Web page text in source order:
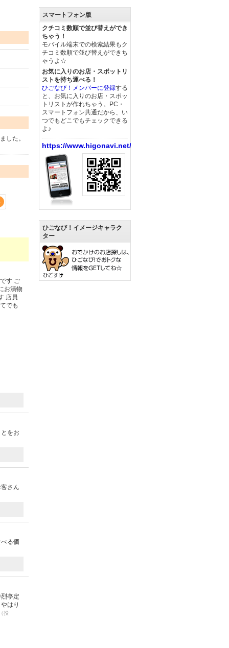
した。
す ご
お漬物
店員
でも
をお
さん
る価
亭定
はり
（投
スマートフォン版
クチコミ数順で並び替えができ
ちゃう！
モバイル端末での検索結果もク
チコミ数順で並び替えができち
ゃうよ☆
お気に入りのお店・スポットリ
ストを持ち運べる！
ひごなび！メンバーに登録する
と、お気に入りのお店・スポッ
トリストが作れちゃう。PC・
スマートフォン共通だから、い
つでもどこでもチェックできる
よ♪
https://www.higonavi.net/
ひごなび！イメージキャラク
ター